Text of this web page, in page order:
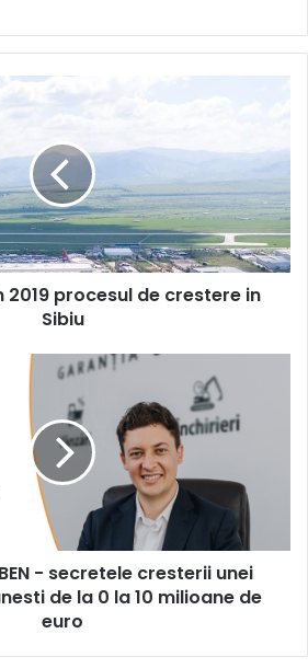
2019 procesul de crestere in
Sibiu
- secretele cresterii unei
de la 0 la 10 milioane de
euro